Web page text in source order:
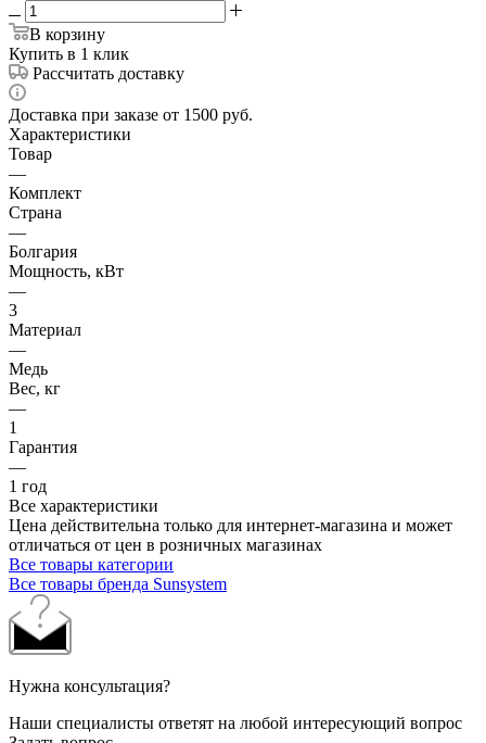
В корзину
Купить в 1 клик
Рассчитать доставку
Доставка при заказе от 1500 руб.
Характеристики
Товар
—
Комплект
Страна
—
Болгария
Мощность, кВт
—
3
Материал
—
Медь
Вес, кг
—
1
Гарантия
—
1 год
Все характеристики
Цена действительна только для интернет-магазина и может
отличаться от цен в розничных магазинах
Все товары категории
Все товары бренда Sunsystem
Нужна консультация?
Наши специалисты ответят на любой интересующий вопрос